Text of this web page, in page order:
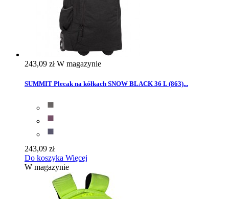
243,09 złW magazynie
SUMMIT Plecak na kółkach SNOW BLACK 36 L (863)...
243,09 zł
Do koszyka Więcej
W magazynie